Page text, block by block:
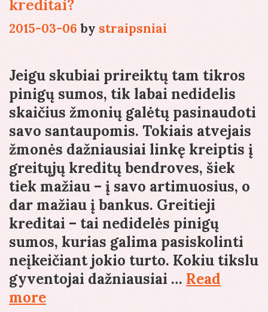
kreditai?
2015-03-06 by straipsniai
Jeigu skubiai prireiktų tam tikros
pinigų sumos, tik labai nedidelis
skaičius žmonių galėtų pasinaudoti
savo santaupomis. Tokiais atvejais
žmonės dažniausiai linkę kreiptis į
greitųjų kreditų bendroves, šiek
tiek mažiau – į savo artimuosius, o
dar mažiau į bankus. Greitieji
kreditai – tai nedidelės pinigų
sumos, kurias galima pasiskolinti
neįkeičiant jokio turto. Kokiu tikslu
gyventojai dažniausiai … Read
moreKam